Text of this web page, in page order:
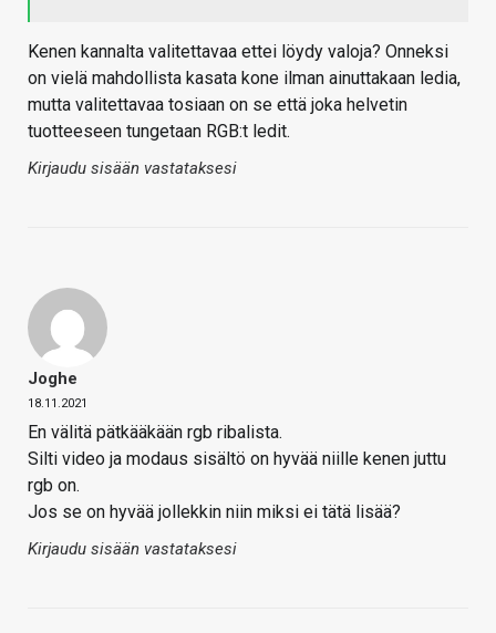
Kenen kannalta valitettavaa ettei löydy valoja? Onneksi
on vielä mahdollista kasata kone ilman ainuttakaan ledia,
mutta valitettavaa tosiaan on se että joka helvetin
tuotteeseen tungetaan RGB:t ledit.
Kirjaudu sisään vastataksesi
Joghe
18.11.2021
En välitä pätkääkään rgb ribalista.
Silti video ja modaus sisältö on hyvää niille kenen juttu
rgb on.
Jos se on hyvää jollekkin niin miksi ei tätä lisää?
Kirjaudu sisään vastataksesi